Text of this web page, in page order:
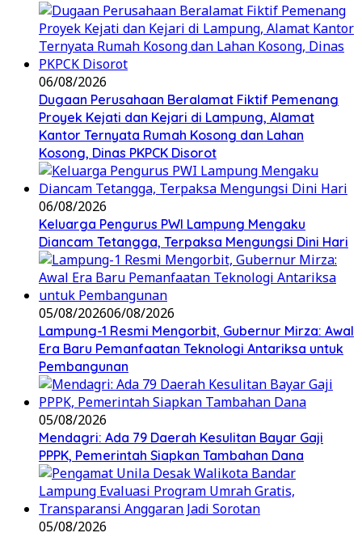
06/08/2026
Dugaan Perusahaan Beralamat Fiktif Pemenang
Proyek Kejati dan Kejari di Lampung, Alamat
Kantor Ternyata Rumah Kosong dan Lahan
Kosong, Dinas PKPCK Disorot
06/08/2026
Keluarga Pengurus PWI Lampung Mengaku
Diancam Tetangga, Terpaksa Mengungsi Dini Hari
05/08/202606/08/2026
Lampung-1 Resmi Mengorbit, Gubernur Mirza: Awal
Era Baru Pemanfaatan Teknologi Antariksa untuk
Pembangunan
05/08/2026
Mendagri: Ada 79 Daerah Kesulitan Bayar Gaji
PPPK, Pemerintah Siapkan Tambahan Dana
05/08/2026